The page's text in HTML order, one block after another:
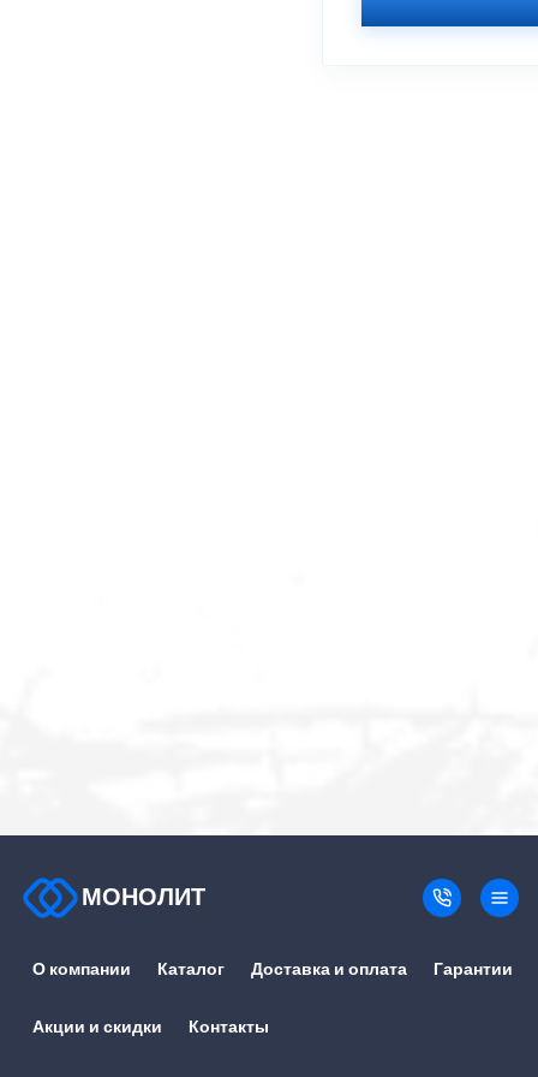
МОНОЛИТ
О компании Каталог Доставка и оплата Гарантии
Акции и скидки Контакты